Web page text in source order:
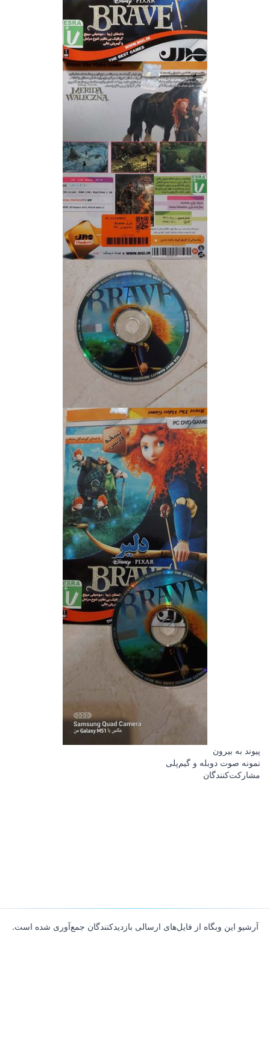
پیوند به بیرون
نمونه صوت دوبله و گیم‌پلی
مشارکت‌کنندگان
آرشیو این وبگاه از فایل‌های ارسالی بازدیدکنندگان جمع‌آوری شده است.